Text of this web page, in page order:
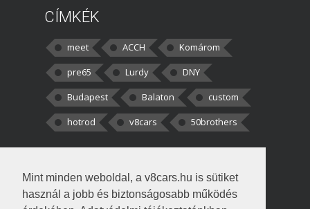
Mint minden weboldal, a v8cars.hu is sütiket
használ a jobb és biztonságosabb működés
CÍMKÉK
meet ACCH
Komárom
pre65
Lurdy
DNY
Budapest
Balaton
custom
hotrod
v8cars 50brothers
kortisz:Elszúrtam! Én csak két
darabbaal számoltam. Nem tudtam, hogy fél autót,